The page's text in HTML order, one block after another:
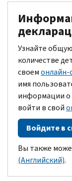
Узнайте
количестве
своемонлайн-
имя
информации о
войти в свой
Войдите в
Вы также
(Английский).